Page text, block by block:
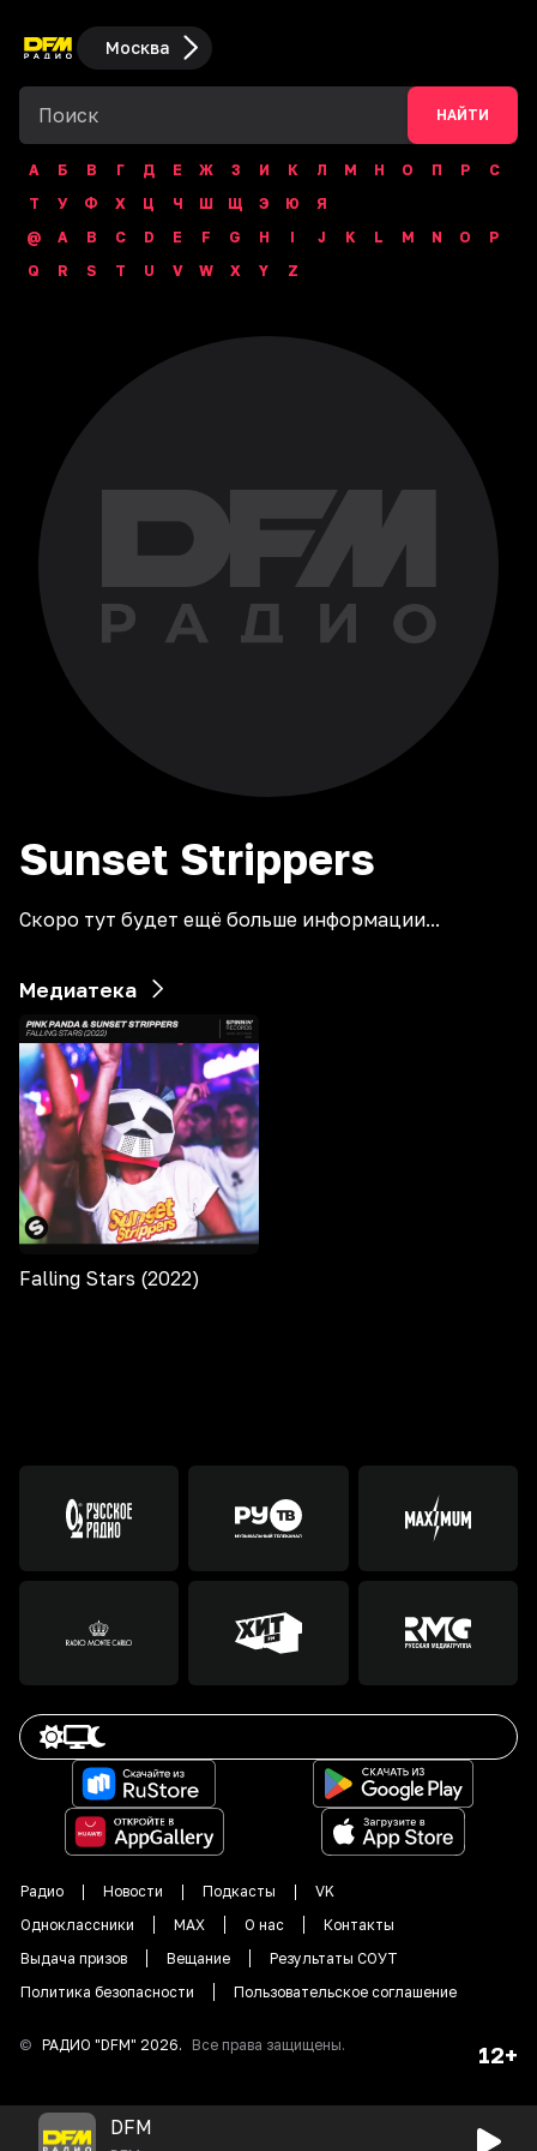
Москва
НАЙТИ
А Б В Г Д Е Ж З И К Л М Н О П Р
С
Т
У Ф Х Ц Ч Ш Щ Э Ю
Я
@
A B C D E F G H I J K L M N O
P
Q
R S T U V W X Y Z
Sunset Strippers
Скоро тут будет ещё больше информации...
Медиатека
Falling Stars (2022)
Радио Новости Подкасты
VK
Одноклассники
MAX О нас
Контакты
Выдача призов
Вещание
Результаты СОУТ
Политика безопасности
Пользовательское соглашение
© РАДИО "DFM" 2026. Все права защищены. 12+
DFM